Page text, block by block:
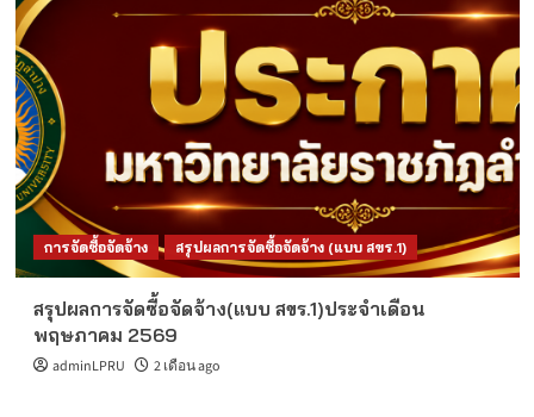
การจัดซื้อจัดจ้าง สรุปผลการจัดซื้อจัดจ้าง (แบบ สขร.1)
สรุปผลการจัดซื้อจัดจ้าง(แบบ สขร.1)ประจำเดือน
พฤษภาคม 2569
adminLPRU 2 เดือน ago